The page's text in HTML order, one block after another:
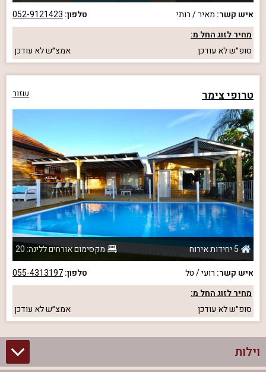
איש קשר: מאיר / רותי טלפון: 052-9121423
מחיר לזוג החל מ:
סופ״שלא עודכן אמצ״שלא עודכן
טרופי צימר שזור
5 יחידות אירוח
מקסימום אורחים ללינה: 20
איש קשר: רועי / טל טלפון:055-4313197
מחיר לזוג החל מ:
סופ״שלא עודכן אמצ״שלא עודכן
וילות